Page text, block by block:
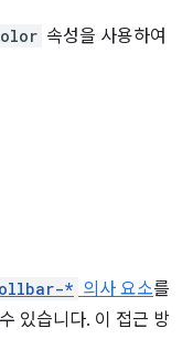
속성을 사용하여
* 의사 요소를
있습니다. 이 접근 방